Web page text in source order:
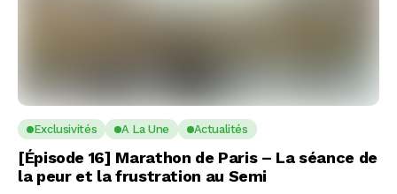
Exclusivités A La Une Actualités
[Épisode 16] Marathon de Paris – La séance de
la peur et la frustration au Semi